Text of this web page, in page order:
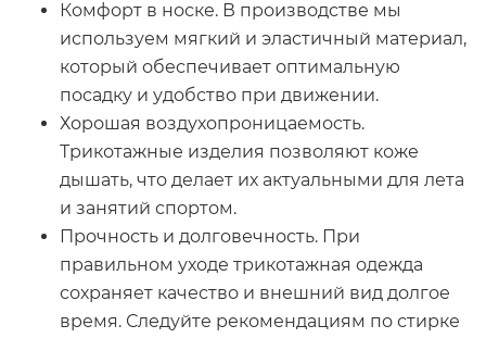
Комфорт в носке. В производстве мы
используем мягкий и эластичный материал,
который обеспечивает оптимальную
посадку и удобство при движении.
Хорошая воздухопроницаемость.
Трикотажные изделия позволяют коже
дышать, что делает их актуальными для лета
и занятий спортом.
Прочность и долговечность. При
правильном уходе трикотажная одежда
сохраняет качество и внешний вид долгое
время. Следуйте рекомендациям по стирке